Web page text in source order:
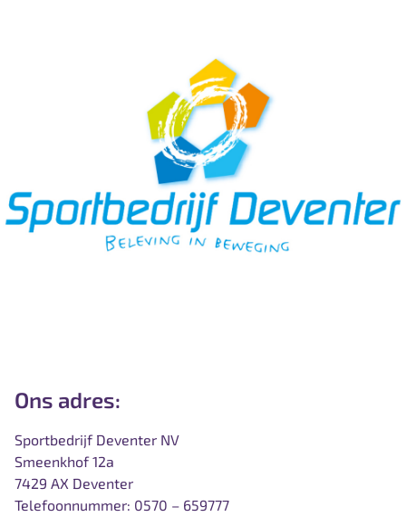
Ons adres:
Sportbedrijf Deventer NV
Smeenkhof 12a
7429 AX Deventer
Telefoonnummer: 0570 – 659777